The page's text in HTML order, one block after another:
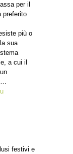
per il
preferito
più o
sua
a cui il
festivi e